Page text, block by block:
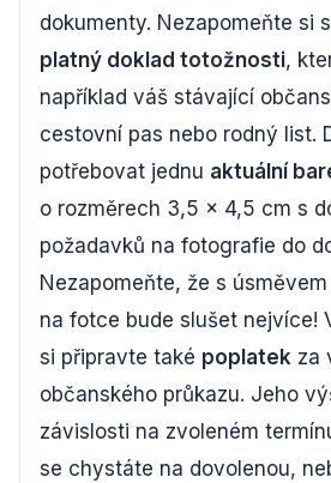
dokumenty. Nezapomeňte si
platný doklad totožnosti,
například váš stávající
cestovní pas nebo rodný list.
potřebovat jednu aktuální
o rozměrech 3,5 x 4,5 cm s
požadavků na fotografie do
Nezapomeňte, že s
na fotce bude slušet nejvíce!
si připravte také poplatek za
občanského průkazu. Jeho
závislosti na zvoleném
se chystáte na dovolenou,